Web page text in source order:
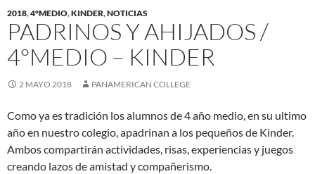
2018,4°MEDIO,KINDER,NOTICIAS
PADRINOS Y AHIJADOS /
4°MEDIO – KINDER
2 MAYO 2018 PANAMERICAN COLLEGE
Como ya es tradición los alumnos de 4 año medio, en su ultimo
año en nuestro colegio, apadrinan a los pequeños de Kinder.
Ambos compartirán actividades, risas, experiencias y juegos
creando lazos de amistad y compañerismo.